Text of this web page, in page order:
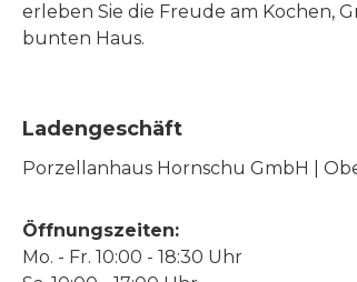
erleben Sie die Freude am Kochen,
bunten Haus.
Ladengeschäft
Porzellanhaus Hornschu GmbH |
Öffnungszeiten:
Mo. - Fr. 10:00 - 18:30 Uhr